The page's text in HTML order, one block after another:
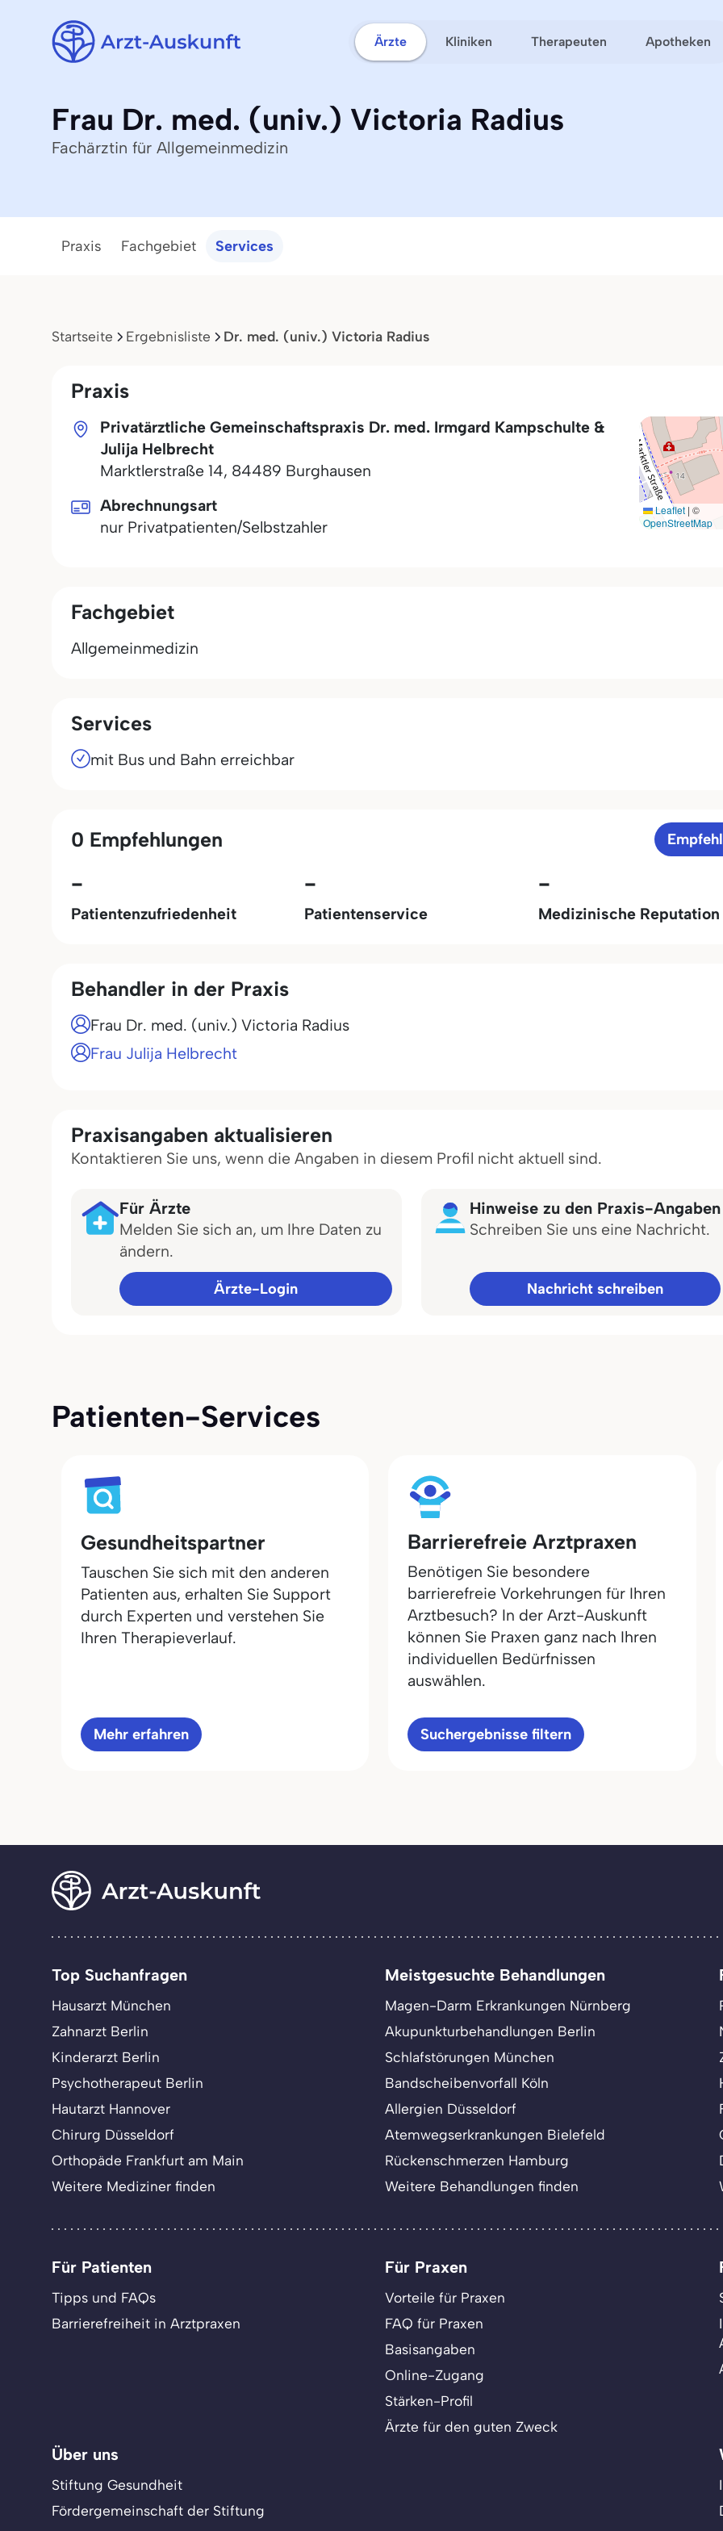
Ärzte Kliniken Therapeuten Apotheken
Frau Dr. med. (univ.) Victoria Radius
Fachärztin für Allgemeinmedizin
Praxis Fachgebiet Services
Startseite Ergebnisliste Dr. med. (univ.) Victoria Radius
Praxis
Privatärztliche Gemeinschaftspraxis Dr. med. Irmgard Kampschulte &
Julija Helbrecht
Marktlerstraße 14, 84489 Burghausen
Leaflet | ©
OpenStreetMap
Abrechnungsart
nur Privatpatienten/Selbstzahler
Fachgebiet
Allgemeinmedizin
Services
mit Bus und Bahn erreichbar
0 Empfehlungen
-
Patientenzufriedenheit
-
Patientenservice
-
Medizinische Reputation
Behandler in der Praxis
Frau Dr. med. (univ.) Victoria Radius
Frau Julija Helbrecht
Praxisangaben aktualisieren
Kontaktieren Sie uns, wenn die Angaben in diesem Profil nicht aktuell sind.
Für Ärzte
Melden Sie sich an, um Ihre Daten zu
ändern.
Ärzte-Login
Hinweise zu den Praxis-Angaben
Schreiben Sie uns eine Nachricht.
Nachricht schreiben
Patienten-Services
Gesundheitspartner
Tauschen Sie sich mit den anderen
Patienten aus, erhalten Sie Support
durch Experten und verstehen Sie
Ihren Therapieverlauf.
Mehr erfahren
Barrierefreie Arztpraxen
Benötigen Sie besondere
barrierefreie Vorkehrungen für Ihren
Arztbesuch? In der Arzt-Auskunft
können Sie Praxen ganz nach Ihren
individuellen Bedürfnissen
auswählen.
Suchergebnisse filtern
Top Suchanfragen
Hausarzt München
Zahnarzt Berlin
Kinderarzt Berlin
Psychotherapeut Berlin
Hautarzt Hannover
Chirurg Düsseldorf
Orthopäde Frankfurt am Main
Weitere Mediziner finden
Meistgesuchte Behandlungen
Magen-Darm Erkrankungen Nürnberg
Akupunkturbehandlungen Berlin
Schlafstörungen München
Bandscheibenvorfall Köln
Allergien Düsseldorf
Atemwegserkrankungen Bielefeld
Rückenschmerzen Hamburg
Weitere Behandlungen finden
Für Patienten
Tipps und FAQs
Barrierefreiheit in Arztpraxen
Für Praxen
Vorteile für Praxen
FAQ für Praxen
Basisangaben
Online-Zugang
Stärken-Profil
Ärzte für den guten Zweck
Über uns
Stiftung Gesundheit
Fördergemeinschaft der Stiftung